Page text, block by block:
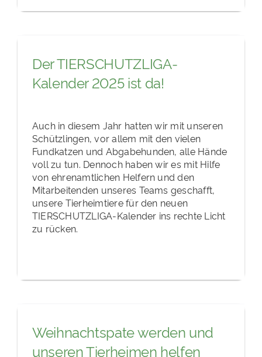
Der TIERSCHUTZLIGA-
Kalender 2025 ist da!
Auch in diesem Jahr hatten wir mit unseren
Schützlingen, vor allem mit den vielen
Fundkatzen und Abgabehunden, alle Hände
voll zu tun. Dennoch haben wir es mit Hilfe
von ehrenamtlichen Helfern und den
Mitarbeitenden unseres Teams geschafft,
unsere Tierheimtiere für den neuen
TIERSCHUTZLIGA-Kalender ins rechte Licht
zu rücken.
Weihnachtspate werden und
unseren Tierheimen helfen